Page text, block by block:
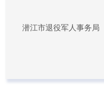
潜江市退役军人事务